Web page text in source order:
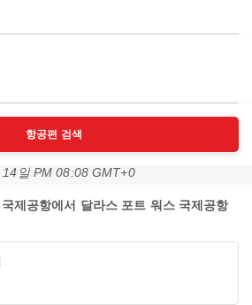
항공편 검색
일 PM 08:08 GMT+0
제공항에서 달라스 포트 워스 국제공항